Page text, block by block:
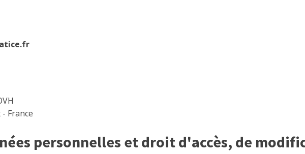
France
personnelles et droit d'accès, de